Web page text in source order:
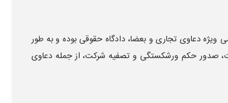
دعاوی تجاری و بعضا، دادگاه حقوقی بوده و به طور
صدور حکم ورشکستگی و تصفیه شرکت، از جمله دعاوی